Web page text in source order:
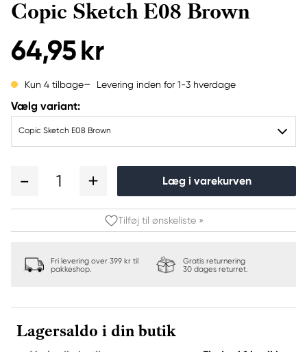
Copic Sketch E08 Brown
64,95 kr
Kun 4 tilbage Levering inden for 1-3 hverdage
Vælg variant:
Copic Sketch E08 Brown
1 Læg i varekurven
Tilføj til ønskeliste »
Fri levering over 399 kr til
pakkeshop.
Gratis returnering
30 dages returret.
Lagersaldo i din butik